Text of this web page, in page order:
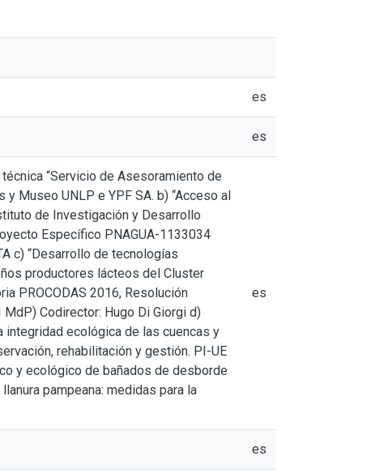
es
es
“Servicio de Asesoramiento de
Museo UNLP e YPF SA. b) “Acceso al
de Investigación y Desarrollo
Específico PNAGUA-1133034
c) “Desarrollo de tecnologías
productores lácteos del Cluster
PROCODAS 2016, Resolución
Codirector: Hugo Di Giorgi d)
integridad ecológica de las cuencas y
rehabilitación y gestión. PI-UE
y ecológico de bañados de desborde
pampeana: medidas para la
es
es